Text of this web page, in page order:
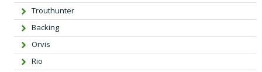
Trouthunter
Backing
Orvis
Rio